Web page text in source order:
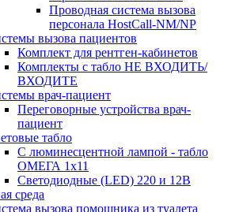
Проводная система вызова
персонала HostCall-NM/NP
вызова пациентов
Комплект для рентген-кабинетов
Комплекты с табло НЕ ВХОДИТЬ/
ВХОДИТЕ
врач-пациент
Переговорные устройства врач-
пациент
табло
С люминесцентной лампой - табло
ОМЕГА 1х11
Светодиодные (LED) 220 и 12В
среда
вызова помощника из туалета